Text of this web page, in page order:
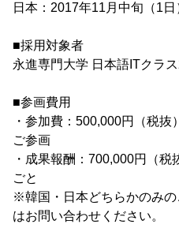
日本：2017年11月中旬（1日
■採用対象者
永進専門大学 日本語ITクラ
■参画費用
・参加費：500,000円（税
ご参画
・成果報酬：700,000円（
ごと
※韓国・日本どちらかのみ
はお問い合わせください。